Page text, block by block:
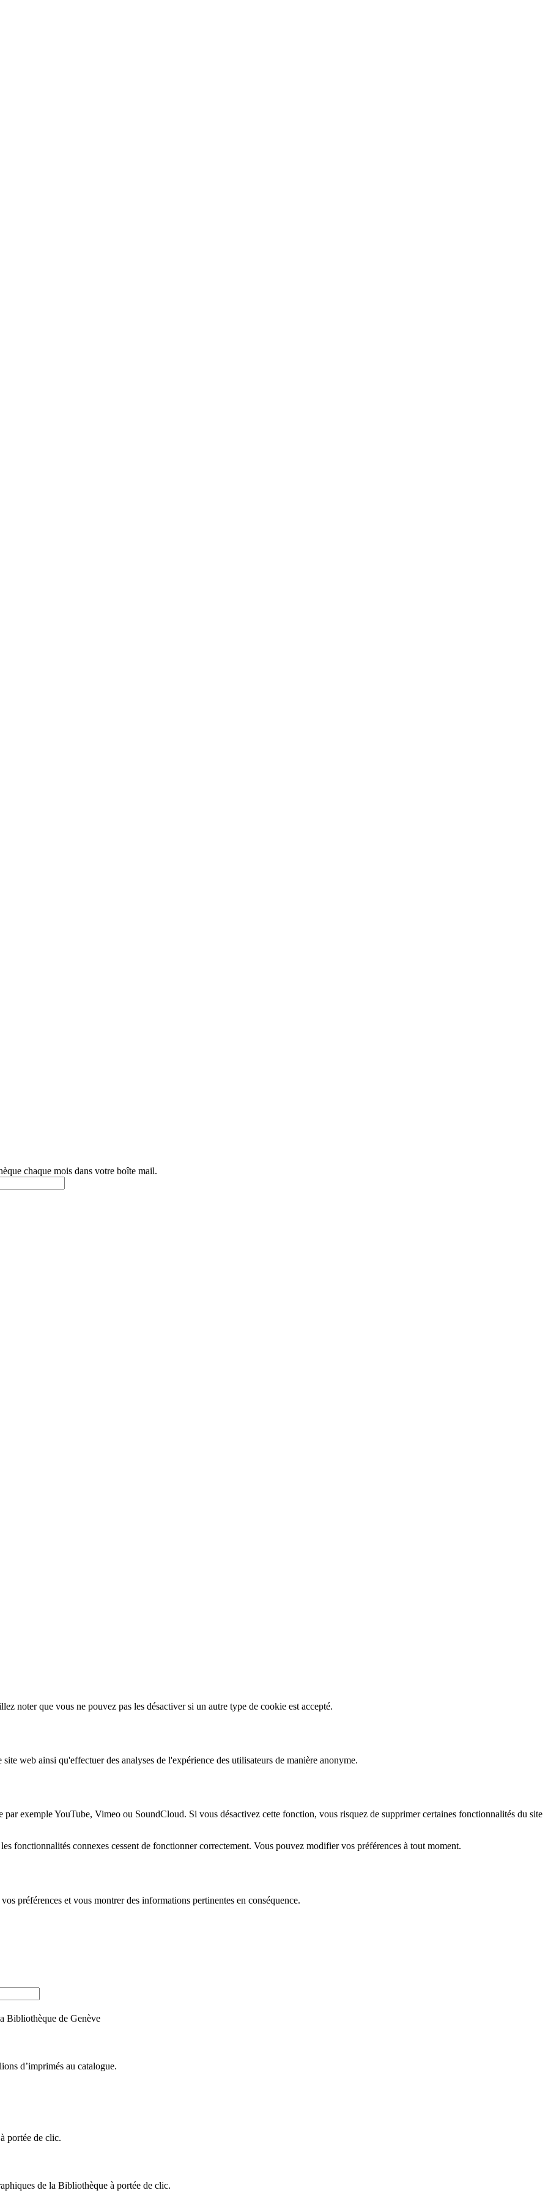
chaque mois dans votre boîte mail.
noter que vous ne pouvez pas les désactiver si un autre type de cookie est accepté.
web ainsi qu'effectuer des analyses de l'expérience des utilisateurs de manière anonyme.
exemple YouTube, Vimeo ou SoundCloud. Si vous désactivez cette fonction, vous risquez de supprimer certaines fonctionnalités du site
fonctionnalités connexes cessent de fonctionner correctement. Vous pouvez modifier vos préférences à tout moment.
préférences et vous montrer des informations pertinentes en conséquence.
Bibliothèque de Genève
d’imprimés au catalogue.
portée de clic.
de la Bibliothèque à portée de clic.